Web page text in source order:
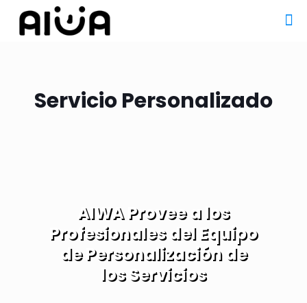
Servicio Personalizado
AIWA Provee a los
Profesionales del Equipo
de Personalización de
los Servicios